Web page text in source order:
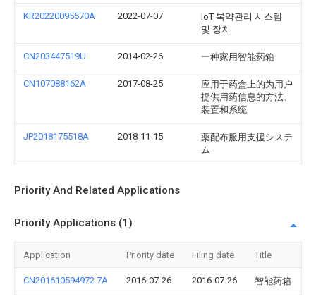
KR20220095570A 2022-07-07
IoT 복약관리 시스템
및 장치
CN203447519U 2014-02-26 一种家用智能药箱
CN107088162A 2017-08-25
应用于药盒上的为用户
提供用药信息的方法、
装置和系统
JP2018175518A 2018-11-15
薬配布服用支援システ
ム
Priority And Related Applications
Priority Applications (1)
Application Priority date Filing date Title
CN201610594972.7A 2016-07-26 2016-07-26 智能药箱